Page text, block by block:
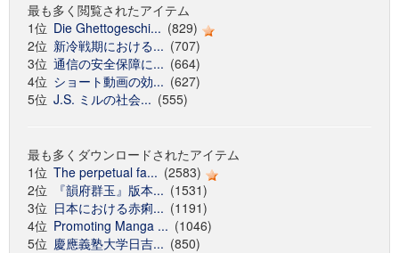
最も多く閲覧されたアイテム
1位 Die Ghettogeschi... (829)
2位 新冷戦期における... (707)
3位 通信の安全保障に... (664)
4位 ショート動画の効... (627)
5位 J.S. ミルの社会... (555)
最も多くダウンロードされたアイテム
1位 The perpetual fa... (2583)
2位
『韻府群玉』版本... (1531)
3位 日本における赤痢... (1191)
4位 Promoting Manga ... (1046)
5位 慶應義塾大学日吉... (850)